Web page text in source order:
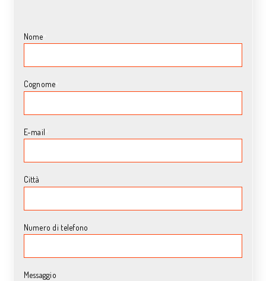
Nome
Cognome
E-mail
Città
Numero di telefono
Messaggio